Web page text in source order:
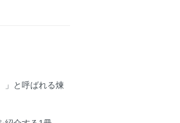
」と呼ばれる煉